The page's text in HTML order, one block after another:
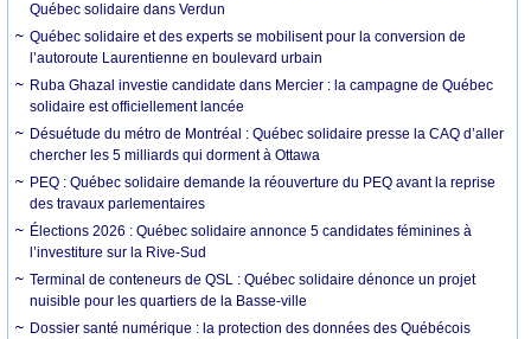
Québec solidaire dans Verdun
Québec solidaire et des experts se mobilisent pour la conversion de
l’autoroute Laurentienne en boulevard urbain
Ruba Ghazal investie candidate dans Mercier : la campagne de Québec
solidaire est officiellement lancée
Désuétude du métro de Montréal : Québec solidaire presse la CAQ d’aller
chercher les 5 milliards qui dorment à Ottawa
PEQ : Québec solidaire demande la réouverture du PEQ avant la reprise
des travaux parlementaires
Élections 2026 : Québec solidaire annonce 5 candidates féminines à
l’investiture sur la Rive-Sud
Terminal de conteneurs de QSL : Québec solidaire dénonce un projet
nuisible pour les quartiers de la Basse-ville
Dossier santé numérique : la protection des données des Québécois